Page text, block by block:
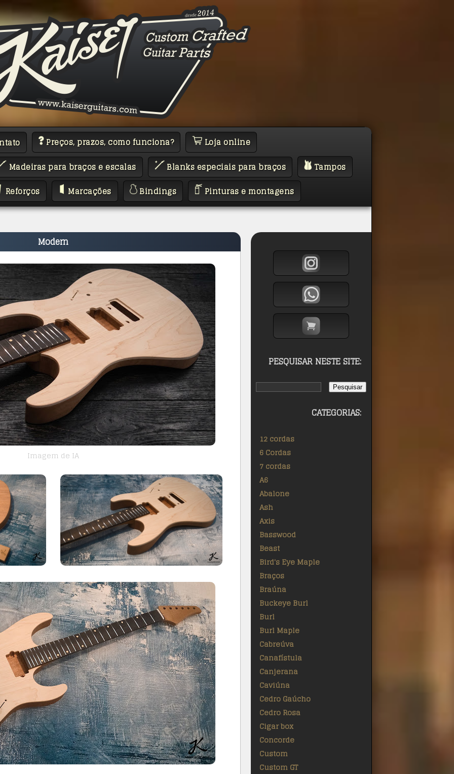
Preços, prazos, como funciona?
Loja online
Madeiras para braços e escalas
Blanks especiais para braços
Tampos
Reforços
Marcações Bindings Pinturas e montagens
Modern
Imagem de IA
PESQUISAR NESTE SITE:
CATEGORIAS:
12 cordas
6 Cordas
7 cordas
A6
Abalone
Ash
Axis
Basswood
Beast
Bird's Eye Maple
Braços
Braúna
Buckeye Burl
Burl
Burl Maple
Cabreúva
Canafístula
Canjerana
Caviúna
Cedro Gaúcho
Cedro Rosa
Cigar box
Concorde
Custom
Custom GT